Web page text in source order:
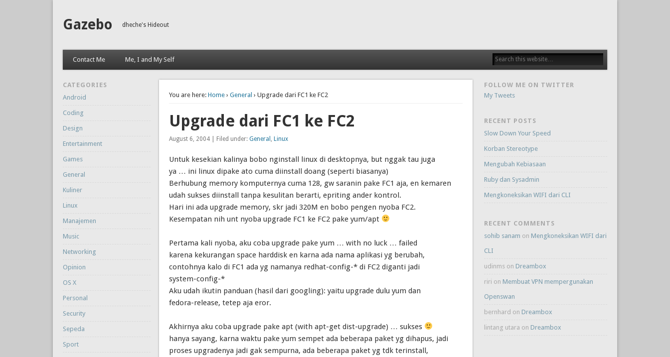
Gazebo dheche's Hideout
Contact Me Me, I and My Self
You are here: Home› General › Upgrade dari FC1 ke FC2
Upgrade dari FC1 ke FC2
August 6, 2004 | Filed under: General , Linux
Untuk kesekian kalinya bobo nginstall linux di desktopnya, but nggak tau juga
ya … ini linux dipake ato cuma diinstall doang (seperti biasanya)
Berhubung memory komputernya cuma 128, gw saranin pake FC1 aja, en kemaren
udah sukses diinstall tanpa kesulitan berarti, epriting ander kontrol.
Hari ini ada upgrade memory, skr jadi 320M en bobo pengen nyoba FC2.
Kesempatan nih unt nyoba upgrade FC1 ke FC2 pake yum/apt
Pertama kali nyoba, aku coba upgrade pake yum … with no luck … failed
karena kekurangan space harddisk en karna ada nama aplikasi yg berubah,
contohnya kalo di FC1 ada yg namanya redhat-config-* di FC2 diganti jadi
system-config-*
Aku udah ikutin panduan (hasil dari googling): yaitu upgrade dulu yum dan
fedora-release, tetep aja eror.
Akhirnya aku coba upgrade pake apt (with apt-get dist-upgrade) … sukses
hanya sayang, karna waktu pake yum sempet ada beberapa paket yg dihapus, jadi
proses upgradenya jadi gak sempurna, ada beberapa paket yg tdk terinstall,
CATEGORIES
Android
Coding
Design
Entertainment
Games
General
Kuliner
Linux
Manajemen
Music
Networking
Opinion
OS X
Personal
Security
Sepeda
Sport
FOLLOW ME ON TWITTER
My Tweets
RECENT POSTS
Slow Down Your Speed
Korban Stereotype
Mengubah Kebiasaan
Ruby dan Sysadmin
Mengkoneksikan WIFI dari CLI
RECENT COMMENTS
sohib sanam on Mengkoneksikan WIFI dari
CLI
udinms on Dreambox
riri on Membuat VPN mempergunakan
Openswan
bernhard on Dreambox
lintang utara on Dreambox